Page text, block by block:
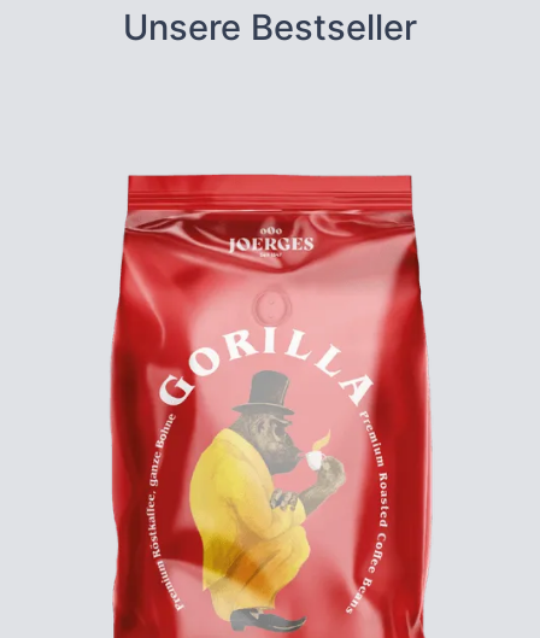
Unsere Bestseller